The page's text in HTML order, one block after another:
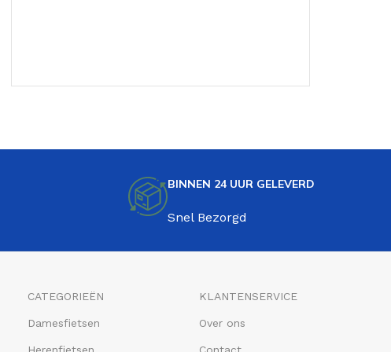
BINNEN 24 UUR GELEVERD
Snel Bezorgd
CATEGORIEËN
Damesfietsen
KLANTENSERVICE
Over ons